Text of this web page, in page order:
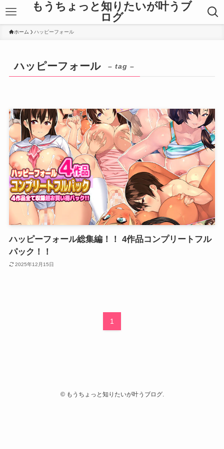
もうちょっと知りたいが叶うブ
ログ
ホーム ハッピーフォール
ハッピーフォール – tag –
ハッピーフォール総集編！！ 4作品コンプリートフル
パック！！
2025年12月15日
1
©もうちょっと知りたいが叶うブログ.